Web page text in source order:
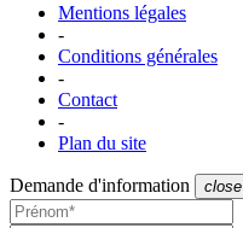
Mentions légales
-
Conditions générales
-
Contact
-
Plan du site
Demande d'information close